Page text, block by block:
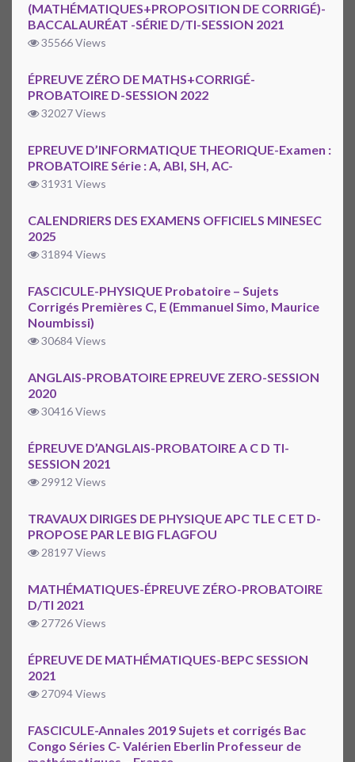
(MATHÉMATIQUES+PROPOSITION DE CORRIGÉ)-
BACCALAURÉAT -SÉRIE D/TI-SESSION 2021
35566 Views
ÉPREUVE ZÉRO DE MATHS+CORRIGÉ-
PROBATOIRE D-SESSION 2022
32027 Views
EPREUVE D’INFORMATIQUE THEORIQUE-Examen :
PROBATOIRE Série : A, ABI, SH, AC-
31931 Views
CALENDRIERS DES EXAMENS OFFICIELS MINESEC
2025
31894 Views
FASCICULE-PHYSIQUE Probatoire – Sujets
Corrigés Premières C, E (Emmanuel Simo, Maurice
Noumbissi)
30684 Views
ANGLAIS-PROBATOIRE EPREUVE ZERO-SESSION
2020
30416 Views
ÉPREUVE D’ANGLAIS-PROBATOIRE A C D TI-
SESSION 2021
29912 Views
TRAVAUX DIRIGES DE PHYSIQUE APC TLE C ET D-
PROPOSE PAR LE BIG FLAGFOU
28197 Views
MATHÉMATIQUES-ÉPREUVE ZÉRO-PROBATOIRE
D/TI 2021
27726 Views
ÉPREUVE DE MATHÉMATIQUES-BEPC SESSION
2021
27094 Views
FASCICULE-Annales 2019 Sujets et corrigés Bac
Congo Séries C- Valérien Eberlin Professeur de